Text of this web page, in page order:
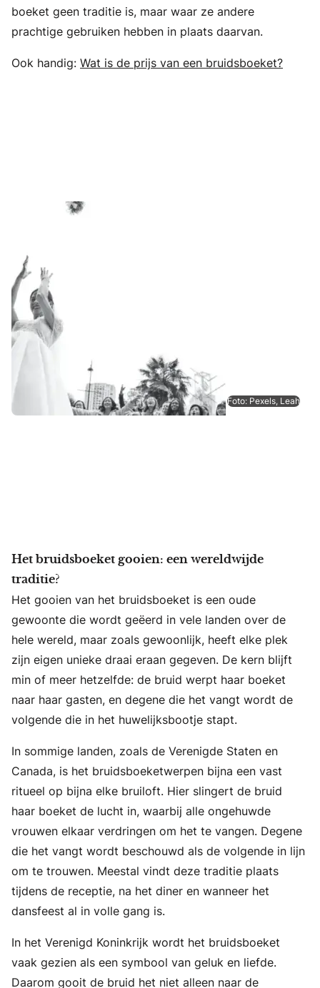
boeket geen traditie is, maar waar ze andere
prachtige gebruiken hebben in plaats daarvan.
Ook handig: Wat is de prijs van een bruidsboeket?
Foto: Pexels, Leah
Het bruidsboeket gooien: een wereldwijde
traditie?
Het gooien van het bruidsboeket is een oude
gewoonte die wordt geëerd in vele landen over de
hele wereld, maar zoals gewoonlijk, heeft elke plek
zijn eigen unieke draai eraan gegeven. De kern blijft
min of meer hetzelfde: de bruid werpt haar boeket
naar haar gasten, en degene die het vangt wordt de
volgende die in het huwelijksbootje stapt.
In sommige landen, zoals de Verenigde Staten en
Canada, is het bruidsboeketwerpen bijna een vast
ritueel op bijna elke bruiloft. Hier slingert de bruid
haar boeket de lucht in, waarbij alle ongehuwde
vrouwen elkaar verdringen om het te vangen. Degene
die het vangt wordt beschouwd als de volgende in lijn
om te trouwen. Meestal vindt deze traditie plaats
tijdens de receptie, na het diner en wanneer het
dansfeest al in volle gang is.
In het Verenigd Koninkrijk wordt het bruidsboeket
vaak gezien als een symbool van geluk en liefde.
Daarom gooit de bruid het niet alleen naar de